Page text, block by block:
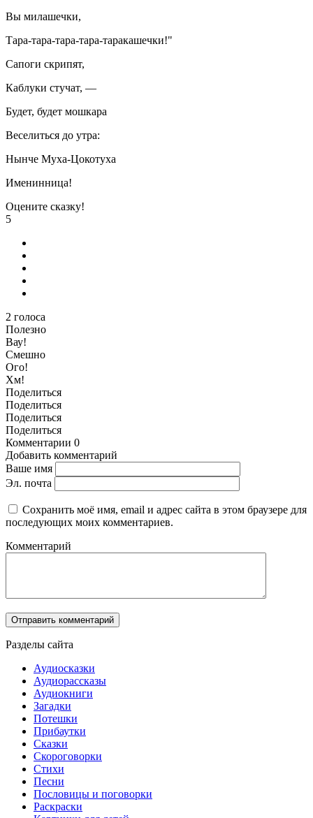
Вы милашечки,
Тара-тара-тара-тара-таракашечки!"
Сапоги скрипят,
Каблуки стучат, —
Будет, будет мошкара
Веселиться до утра:
Нынче Муха-Цокотуха
Именинница!
Оцените сказку!
5
2 голоса
Полезно
Вау!
Смешно
Ого!
Хм!
Поделиться
Поделиться
Поделиться
Поделиться
Комментарии 0
Добавить комментарий
Ваше имя
Эл. почта
Сохранить моё имя, email и адрес сайта в этом браузере для
последующих моих комментариев.
Комментарий
Разделы сайта
Аудиосказки
Аудиорассказы
Аудиокниги
Загадки
Потешки
Прибаутки
Сказки
Скороговорки
Стихи
Песни
Пословицы и поговорки
Раскраски